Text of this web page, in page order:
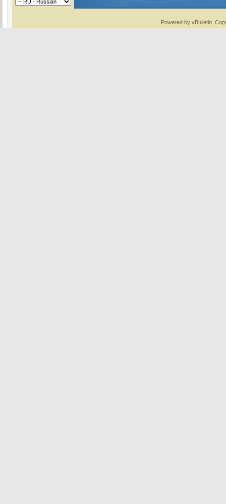
Powered by vBulletin.